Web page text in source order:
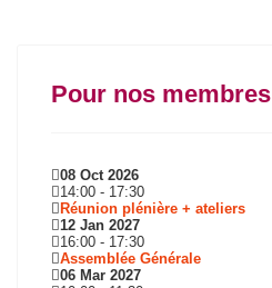
Pour nos membres
08 Oct 2026
14:00 - 17:30
Réunion plénière + ateliers
12 Jan 2027
16:00 - 17:30
Assemblée Générale
06 Mar 2027